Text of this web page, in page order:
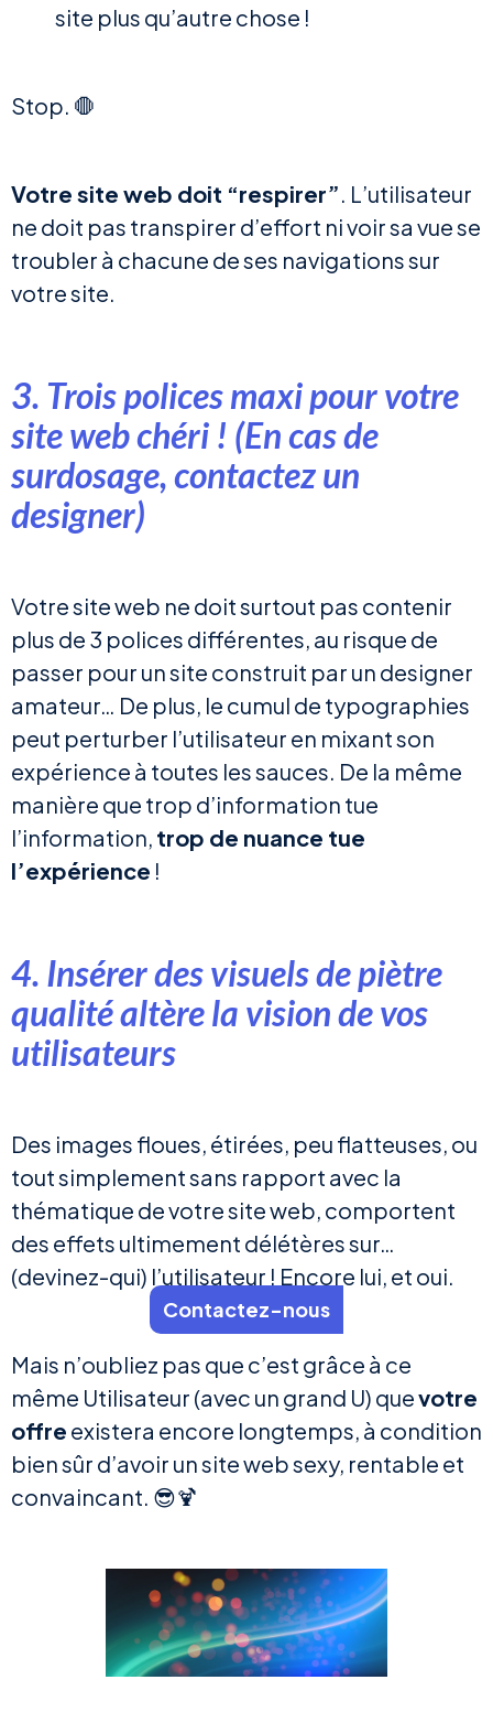
site plus qu’autre chose !
Stop. 🛑
Votre site web doit “respirer”. L’utilisateur
ne doit pas transpirer d’effort ni voir sa vue se
troubler à chacune de ses navigations sur
votre site.
3. Trois polices maxi pour votre
site web chéri ! (En cas de
surdosage, contactez un
designer)
Votre site web ne doit surtout pas contenir
plus de 3 polices différentes, au risque de
passer pour un site construit par un designer
amateur… De plus, le cumul de typographies
peut perturber l’utilisateur en mixant son
expérience à toutes les sauces. De la même
manière que trop d’information tue
l’information, trop de nuance tue
l’expérience !
4. Insérer des visuels de piètre
qualité altère la vision de vos
utilisateurs
Des images floues, étirées, peu flatteuses, ou
tout simplement sans rapport avec la
thématique de votre site web, comportent
des effets ultimement délétères sur…
(devinez-qui) l’utilisateur ! Encore lui, et oui.
Mais n’oubliez pas que c’est grâce à ce
même Utilisateur (avec un grand U) quevotre
offre existera encore longtemps, à condition
bien sûr d’avoir un site web sexy, rentable et
convaincant. 😎🍹
Contactez-nous